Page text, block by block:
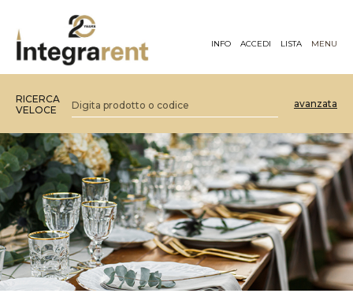
INFO ACCEDI LISTA MENU
RICERCA
VELOCE
avanzata